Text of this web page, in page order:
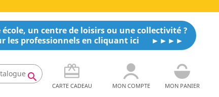
école, un centre de loisirs ou une collectivité ?
les professionnels en cliquant ici

CARTE CADEAU MON COMPTE MON PANIER